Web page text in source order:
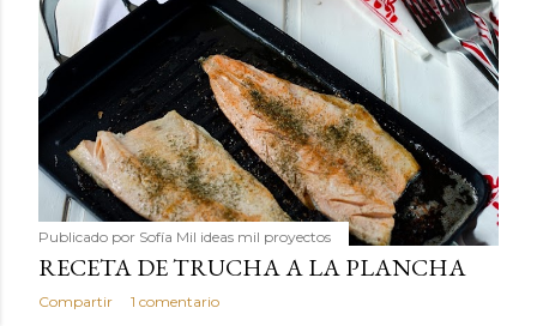
Publicado por Sofía Mil ideas mil proyectos
RECETA DE TRUCHA A LA PLANCHA
Compartir 1 comentario